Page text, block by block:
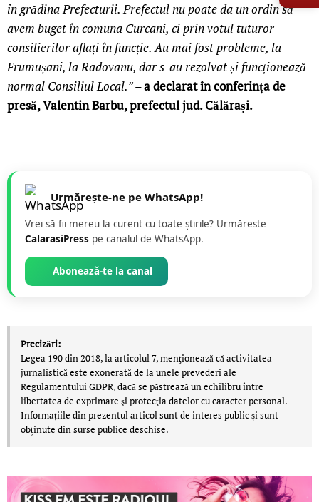
în grădina Prefecturii. Prefectul nu poate da un ordin să
avem buget în comuna Curcani, ci prin votul tuturor
consilierilor aflați în funcție. Au mai fost probleme, la
Frumușani, la Radovanu, dar s-au rezolvat și funcționează
normal Consiliul Local.” –a declarat în conferința de
presă, Valentin Barbu, prefectul jud. Călărași.
Urmărește-ne pe WhatsApp!
Vrei să fii mereu la curent cu toate știrile? Urmăreste
CalarasiPress pe canalul de WhatsApp.
Abonează-te la canal
Precizări:
Legea 190 din 2018, la articolul 7, menţionează că activitatea
jurnalistică este exonerată de la unele prevederi ale
Regulamentului GDPR, dacă se păstrează un echilibru între
libertatea de exprimare şi protecţia datelor cu caracter personal.
Informațiile din prezentul articol sunt de interes public și sunt
obținute din surse publice deschise.